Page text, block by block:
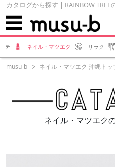
カタログから探す | RAINBOW
テ ネイル・マツエク リラク
musu-b ネイル・マツエク 沖縄トッ
ネイル・マツエク